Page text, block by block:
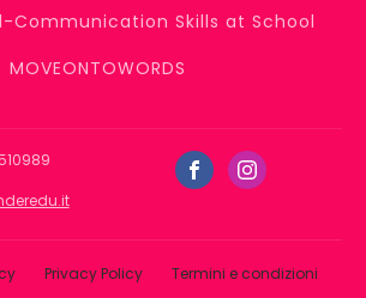
Communication Skills at School
MOVEONTOWORDS
Privacy Policy Termini e condizioni